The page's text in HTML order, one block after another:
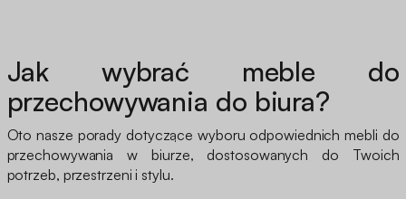
Jak wybrać meble do
przechowywania do biura?
Oto nasze porady dotyczące wyboru odpowiednich mebli do
przechowywania w biurze, dostosowanych do Twoich
potrzeb, przestrzeni i stylu.